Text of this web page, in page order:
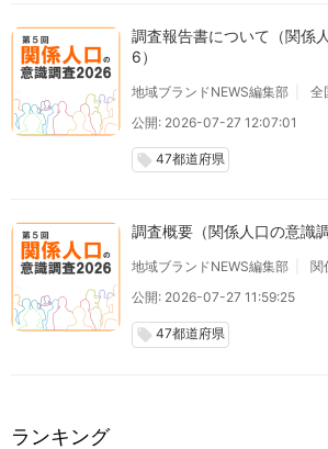
調査報告書について（関係
6）
地域ブランドNEWS編集部 全
公開: 2026-07-27 12:07:01
local_offer 47都道府県
調査概要（関係人口の意識
地域ブランドNEWS編集部
関
公開: 2026-07-27 11:59:25
local_offer 47都道府県
ランキング